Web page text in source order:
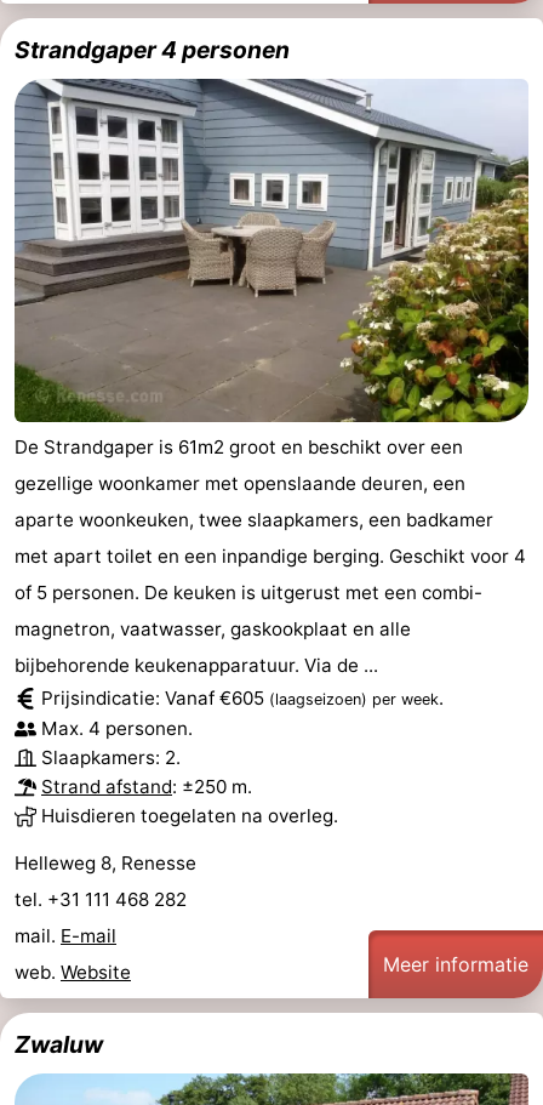
Strandgaper 4 personen
De Strandgaper is 61m2 groot en beschikt over een
gezellige woonkamer met openslaande deuren, een
aparte woonkeuken, twee slaapkamers, een badkamer
met apart toilet en een inpandige berging. Geschikt voor 4
of 5 personen. De keuken is uitgerust met een combi-
magnetron, vaatwasser, gaskookplaat en alle
bijbehorende keukenapparatuur. Via de ...
Prijsindicatie: Vanaf €605 (laagseizoen) per week.
Max. 4 personen.
Slaapkamers: 2.
Strand afstand: ±250 m.
Huisdieren toegelaten na overleg.
Helleweg 8, Renesse
tel. +31 111 468 282
mail. E-mail
web. Website Meer informatie
Zwaluw